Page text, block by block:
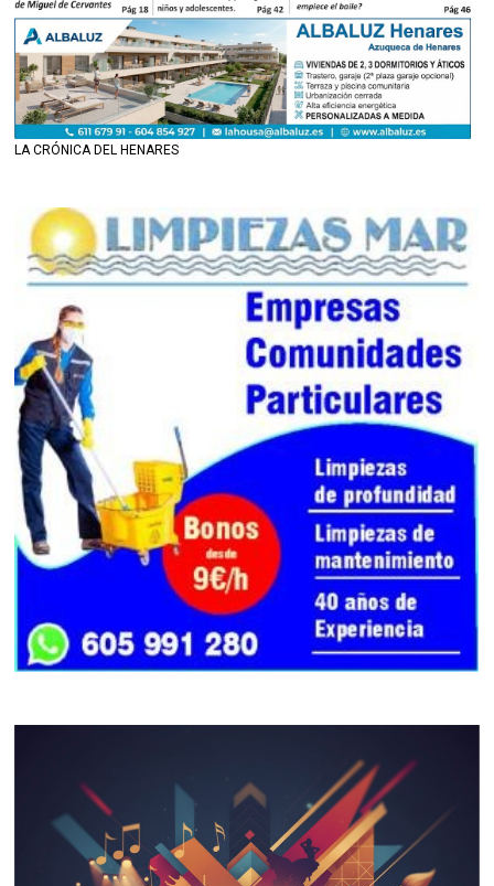
LA CRÓNICA DEL HENARES